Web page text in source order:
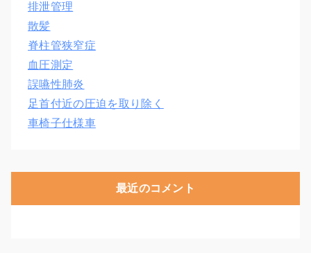
排泄管理
散髪
脊柱管狭窄症
血圧測定
誤嚥性肺炎
足首付近の圧迫を取り除く
車椅子仕様車
最近のコメント